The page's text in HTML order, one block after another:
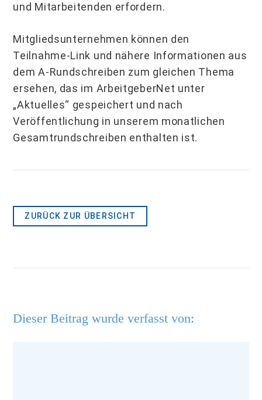
und Mitarbeitenden erfordern.
Mitgliedsunternehmen können den
Teilnahme-Link und nähere Informationen aus
dem A-Rundschreiben zum gleichen Thema
ersehen, das im ArbeitgeberNet unter
„Aktuelles“ gespeichert und nach
Veröffentlichung in unserem monatlichen
Gesamtrundschreiben enthalten ist.
ZURÜCK ZUR ÜBERSICHT
Dieser Beitrag wurde verfasst von: